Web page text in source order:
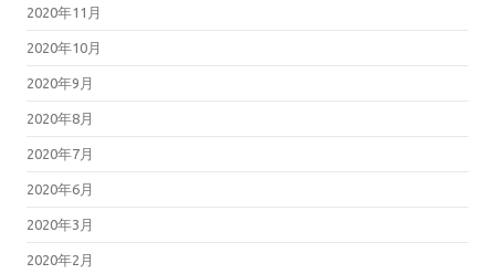
2020年11月
2020年10月
2020年9月
2020年8月
2020年7月
2020年6月
2020年3月
2020年2月